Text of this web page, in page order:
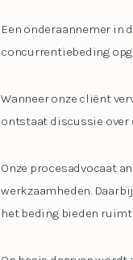
Een onderaannemer in
concurrentiebeding
Wanneer onze cliënt
ontstaat discussie over
Onze procesadvocaat
werkzaamheden.
het beding bieden